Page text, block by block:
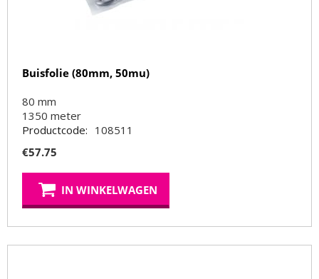
Buisfolie (80mm, 50mu)
80 mm
1350 meter
Productcode: 108511
€57.75
IN WINKELWAGEN